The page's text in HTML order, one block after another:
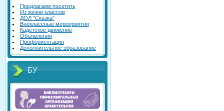
Предлагаем посетить
Из жизни классов
ДОЛ "Сказка"
Внеклассные мероприятия
Кадетское движение
Объявления
Профориентация
Дополнительное образование
БУ